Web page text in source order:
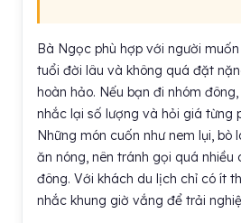
Bà Ngọc phù hợp với người
tuổi đời lâu và không quá đặt
hoàn hảo. Nếu bạn đi nhóm
nhắc lại số lượng và hỏi giá từng
Những món cuốn như nem lụi, bò
ăn nóng, nên tránh gọi quá nhiều
đông. Với khách du lịch chỉ có ít
nhắc khung giờ vắng để trải